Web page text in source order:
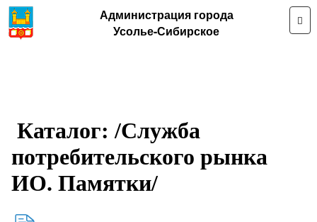
Администрация города
Усолье-Сибирское